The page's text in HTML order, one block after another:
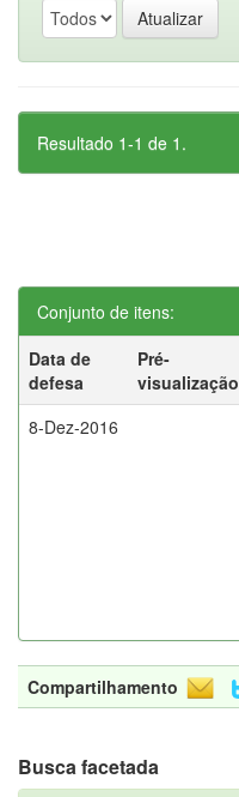
Resultado 1-1 de 1.
Conjunto de itens:
Data de
defesa
Pré-
visualização
8-Dez-2016
Compartilhamento
Busca facetada